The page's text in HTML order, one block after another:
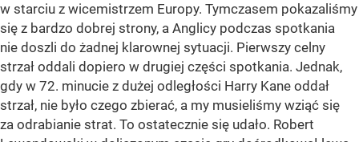
w starciu z wicemistrzem Europy. Tymczasem pokazaliśmy
się z bardzo dobrej strony, a Anglicy podczas spotkania
nie doszli do żadnej klarownej sytuacji. Pierwszy celny
strzał oddali dopiero w drugiej części spotkania. Jednak,
gdy w 72. minucie z dużej odległości Harry Kane oddał
strzał, nie było czego zbierać, a my musieliśmy wziąć się
za odrabianie strat. To ostatecznie się udało. Robert